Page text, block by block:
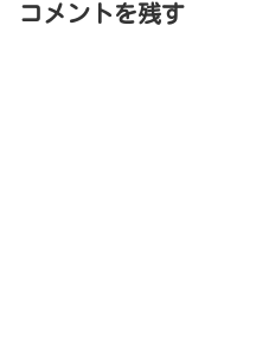
コメントを残す